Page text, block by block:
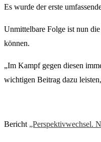
Es wurde der erste
Unmittelbare Folge ist nun
können.
„Im Kampf gegen diesen
wichtigen Beitrag dazu
Bericht „Perspektivwechsel.